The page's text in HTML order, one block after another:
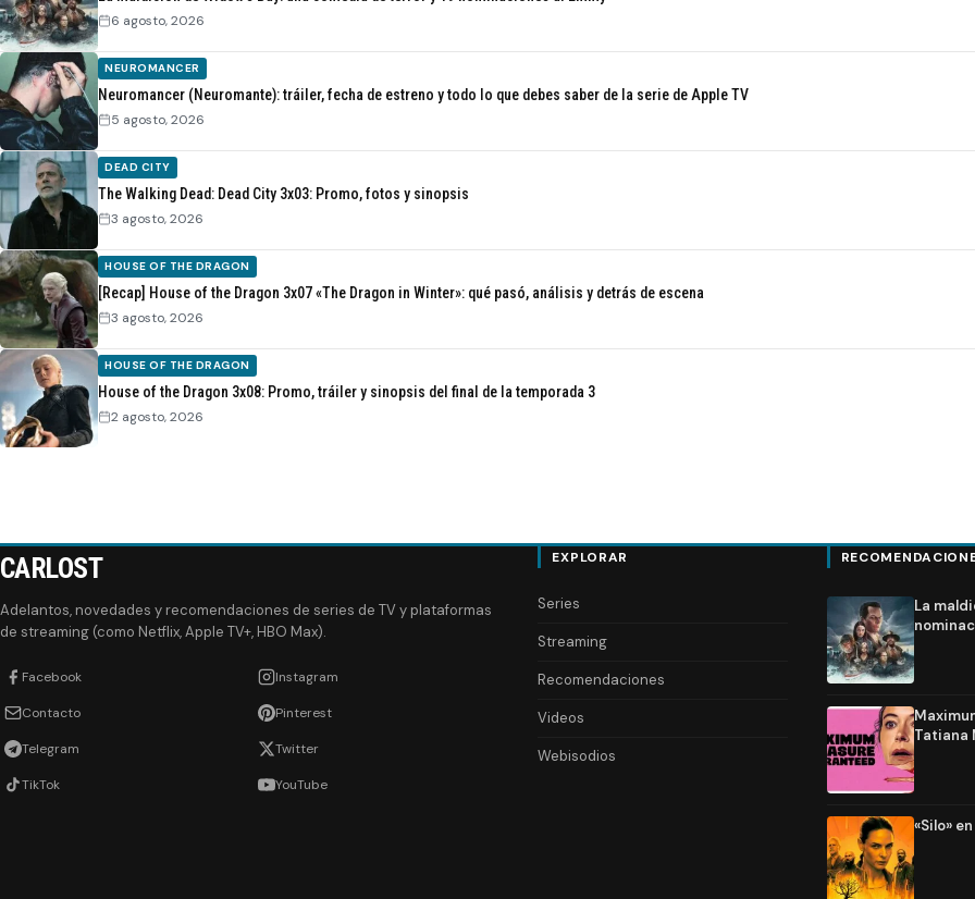
6 agosto, 2026
NEUROMANCER
Neuromancer (Neuromante): tráiler, fecha de estreno y todo lo que debes saber de la serie de Apple TV
5 agosto, 2026
DEAD CITY
The Walking Dead: Dead City 3x03: Promo, fotos y sinopsis
3 agosto, 2026
HOUSE OF THE DRAGON
[Recap] House of the Dragon 3x07 «The Dragon in Winter»: qué pasó, análisis y detrás de escena
3 agosto, 2026
HOUSE OF THE DRAGON
House of the Dragon 3x08: Promo, tráiler y sinopsis del final de la temporada 3
2 agosto, 2026
CARLOST
Adelantos, novedades y recomendaciones de series de TV y plataformas
de streaming (como Netflix, Apple TV+, HBO Max).
Facebook Instagram
Contacto Pinterest
Telegram Twitter
TikTok YouTube
EXPLORAR
Series
Streaming
Recomendaciones
Videos
Webisodios
La
Tatiana
«Silo»